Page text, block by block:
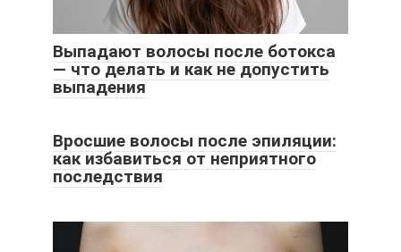
Выпадают волосы после ботокса
— что делать и как не допустить
выпадения
Вросшие волосы после эпиляции:
как избавиться от неприятного
последствия